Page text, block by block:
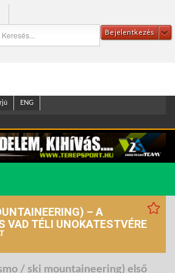
Bejelentkezés
ENG
– A
VAD TÉLI UNOKATESTVÉRE
/ ski mountaineering) első